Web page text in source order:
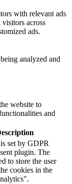
with relevant ads
across
ads.
analyzed and
website to
and
set by GDPR
plugin. The
to store the user
cookies in the